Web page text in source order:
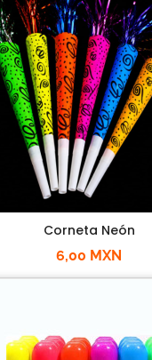
Corneta Neón
6,00 MXN